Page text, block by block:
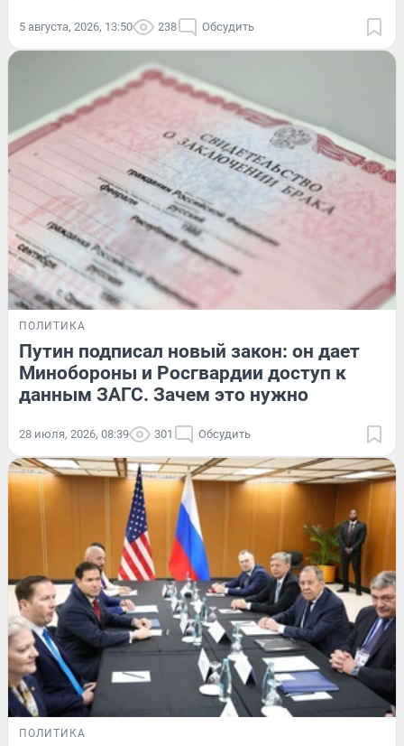
5 августа, 2026, 13:50 238 Обсудить
ПОЛИТИКА
Путин подписал новый закон: он дает
Минобороны и Росгвардии доступ к
данным ЗАГС. Зачем это нужно
28 июля, 2026, 08:39 301 Обсудить
ПОЛИТИКА